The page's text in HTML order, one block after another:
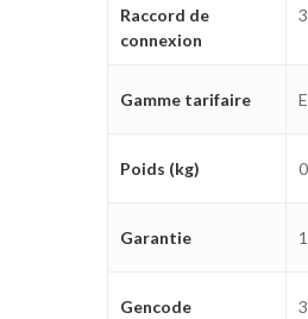
Raccord de
connexion
Gamme tarifaire
Poids (kg)
Garantie
Gencode